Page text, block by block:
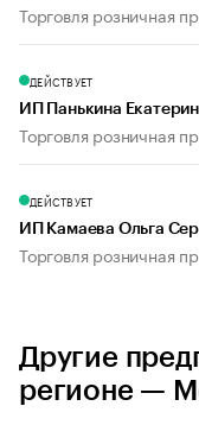
Торговля розничная
ДЕЙСТВУЕТ
ИП Панькина
Торговля розничная
ДЕЙСТВУЕТ
ИП Камаева Ольга
Торговля розничная
Другие
регионе —